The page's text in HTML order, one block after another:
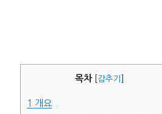
목차 감추기
1 개요